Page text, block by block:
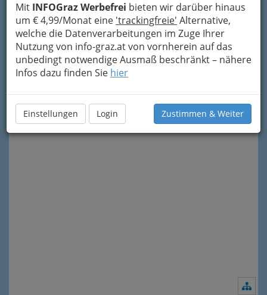
Mit INFOGraz Werbefrei bieten wir darüber hinaus
um € 4,99/Monat eine 'trackingfreie' Alternative,
welche die Datenverarbeitungen im Zuge Ihrer
Nutzung von info-graz.at von vornherein auf das
unbedingt notwendige Ausmaß beschränkt – nähere
Infos dazu finden Sie hier
Einstellungen Login Zustimmen & Weiter
Meine Nachricht senden